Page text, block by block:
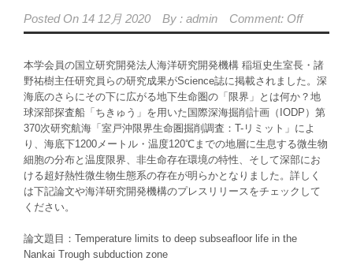
Posted On 14 12月 2020 By : admin Comment: Off
本学会員の国立研究開発法人海洋研究開発機構 稲垣史生室長・諸
野祐樹主任研究員らの研究成果がScience誌に掲載されました。深
海底のさらにその下に広がる地下生命圏の「限界」とは何か？地
球深部探査船「ちきゅう」を用いた国際深海掘削計画（IODP）第
370次研究航海「室戸沖限界生命圏掘削調査：T-リミット」によ
り、海底下1200メートル・温度120℃までの地層に生息する微生物
細胞の分布と温度限界、非生命存在環境の特性、そして深部にお
ける超好熱性微生物生態系の存在が明らかとなりました。詳しく
は下記論文や海洋研究開発機構のプレスリリースをチェックして
ください。
論文題目：Temperature limits to deep subseafloor life in the
Nankai Trough subduction zone